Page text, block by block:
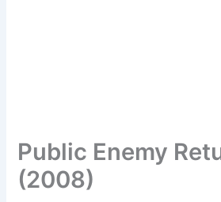
Public Enemy
(2008)